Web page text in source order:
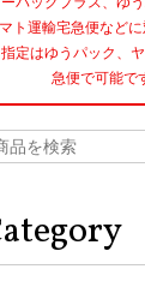
マト運輸宅急便など
指定はゆうパック、
急便で可能で